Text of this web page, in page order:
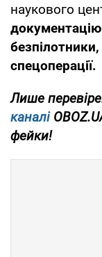
наукового
документацію
спецоперації.
Лише
каналі
фейки!